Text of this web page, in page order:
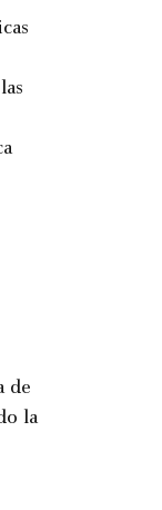
de
la